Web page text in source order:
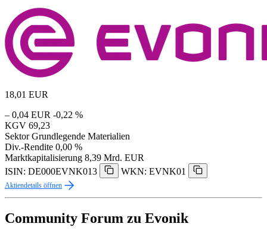
18,01 EUR
– 0,04 EUR -0,22 %
KGV 69,23
Sektor Grundlegende Materialien
Div.-Rendite 0,00 %
Marktkapitalisierung 8,39 Mrd. EUR
ISIN: DE000EVNK013
WKN: EVNK01
Aktiendetails öffnen
Community Forum zu Evonik